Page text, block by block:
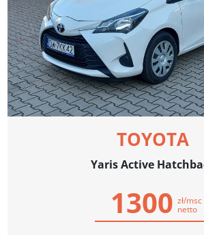
TOYOTA
Yaris Active
1300 zł/msc
netto